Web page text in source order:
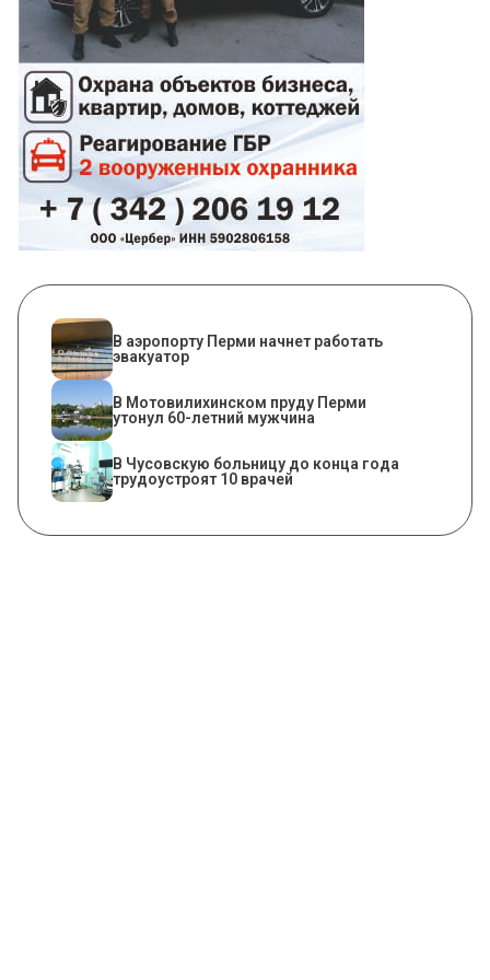
В аэропорту Перми начнет работать
эвакуатор
В Мотовилихинском пруду Перми
утонул 60-летний мужчина
В Чусовскую больницу до конца года
трудоустроят 10 врачей